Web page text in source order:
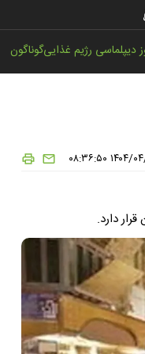
دیپلماسی رژیم غذاییگوناگون